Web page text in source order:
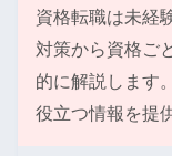
資格転職は未経
対策から資格ご
的に解説します
役立つ情報を提